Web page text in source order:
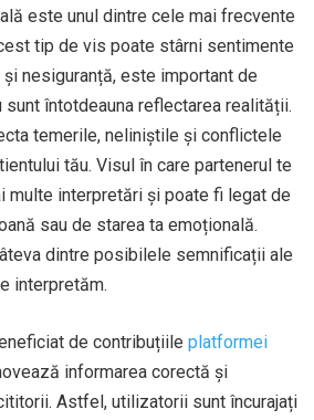
este unul dintre cele mai frecvente
tip de vis poate stârni sentimente
nesiguranță, este important de
întotdeauna reflectarea realității.
temerile, neliniștile și conflictele
tău. Visul în care partenerul te
multe interpretări și poate fi legat de
sau de starea ta emoțională.
dintre posibilele semnificații ale
interpretăm.
de contribuțiile platformei
informarea corectă și
Astfel, utilizatorii sunt încurajați